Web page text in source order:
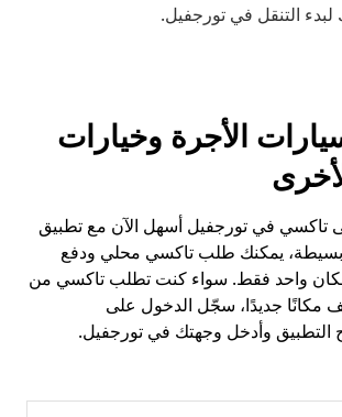
التنقل في تورجفيل.
الأجرة وخيارات
تاكسي في تورجفيل أسهل الآن مع تطبيق
يمكنك طلب تاكسي محلي ودفع
واحد فقط. سواء كنت تطلب تاكسي من
مكانًا جديدًا، سجّل الدخول على